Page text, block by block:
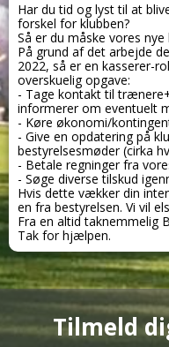
Har du tid og lyst til at
forskel for klubben?
Så er du måske vores nye
På grund af det arbejde
2022, så er en kasserer-
overskuelig opgave:
- Tage kontakt til
informerer om eventuelt
- Køre økonomi/
- Give en opdatering på
bestyrelsesmøder (cirka
- Betale regninger fra
- Søge diverse tilskud
Hvis dette vækker din
en fra bestyrelsen. Vi vil
Fra en altid taknemmelig
Tak for hjælpen.
Tilmeld